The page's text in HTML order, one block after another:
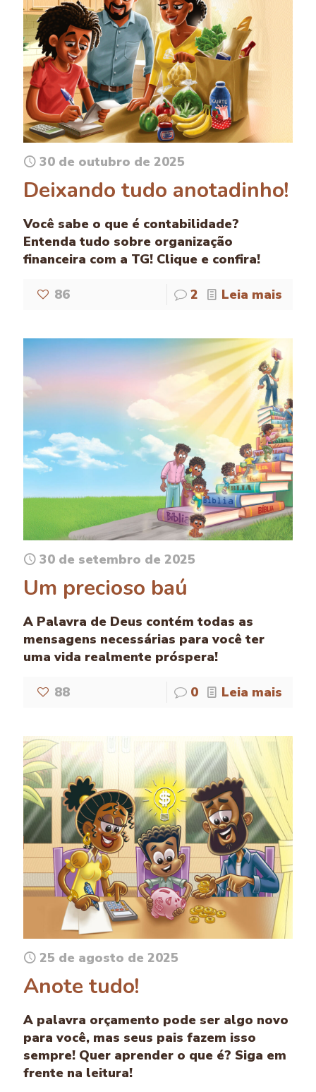
30 de outubro de 2025
Deixando tudo anotadinho!
Você sabe o que é contabilidade?
Entenda tudo sobre organização
financeira com a TG! Clique e confira!
86 2 Leia mais
30 de setembro de 2025
Um precioso baú
A Palavra de Deus contém todas as
mensagens necessárias para você ter
uma vida realmente próspera!
88 0 Leia mais
25 de agosto de 2025
Anote tudo!
A palavra orçamento pode ser algo novo
para você, mas seus pais fazem isso
sempre! Quer aprender o que é? Siga em
frente na leitura!